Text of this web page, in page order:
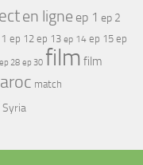
en ligne ep 1 ep 2
ep 12 ep 13 ep 14 ep 15 ep
ep 28 ep 30 film film
match
Syria